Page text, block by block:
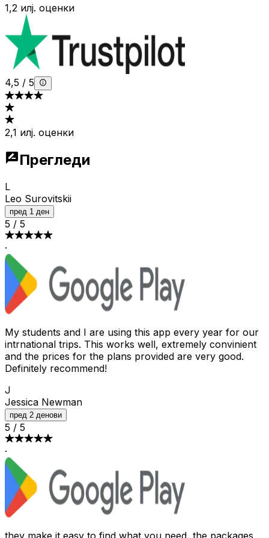
1,2 илј. оценки
4,5 / 5
2,1 илј. оценки
Прегледи
L
Leo Surovitskii
пред 1 ден
5 / 5
·
My students and I are using this app every year for our
intrnational trips. This works well, extremely convinient
and the prices for the plans provided are very good.
Definitely recommend!
J
Jessica Newman
пред 2 денови
5 / 5
·
they make it easy to find what you need, the packages